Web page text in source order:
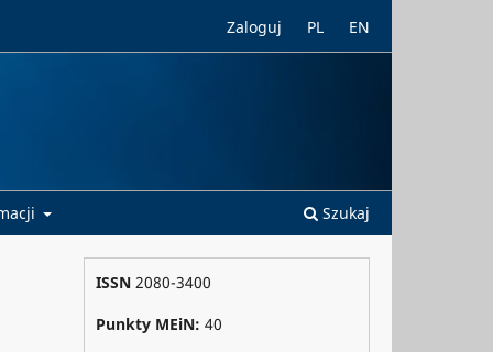
Szukaj
Zaloguj PL EN
ISSN 2080-3400
Punkty MEiN: 40